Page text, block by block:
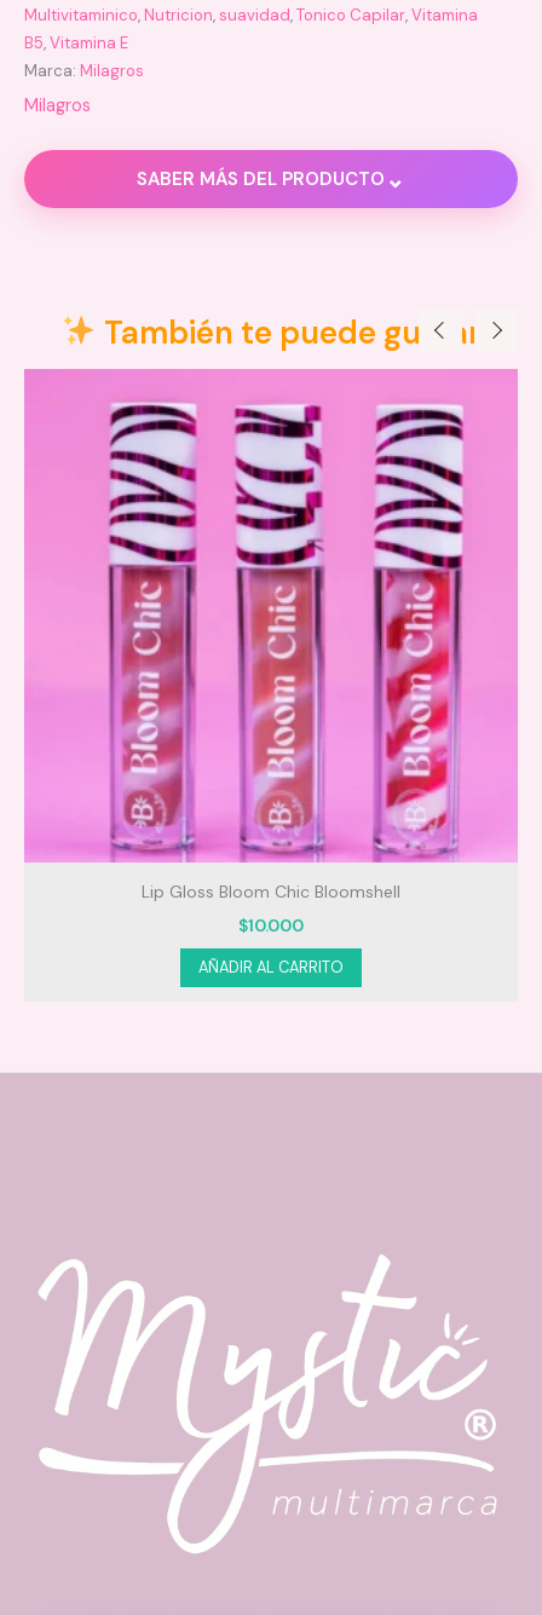
Multivitaminico, Nutricion,suavidad,Tonico Capilar,Vitamina
B5,Vitamina E
Marca: Milagros
Milagros
SABER MÁS DEL PRODUCTO ⌄
Valoraciones (2)También te puede gustar
Lip Gloss Bloom Chic Bloomshell
$10.000
AÑADIR AL CARRITO